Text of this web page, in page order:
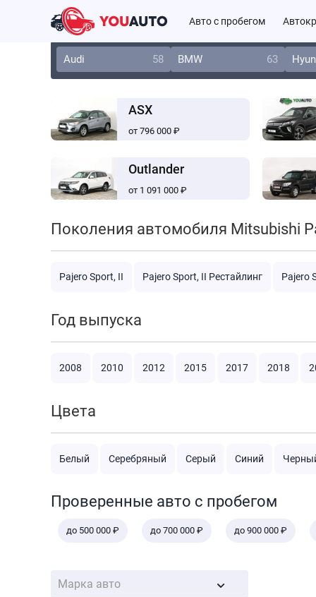
Авто с пробегом
Audi 58 BMW 63
ASX
от 796 000 ₽
Outlander
от 1 091 000 ₽
Поколения автомобиля Mitsubishi
Pajero Sport, II Pajero Sport, II Рестайлинг Pajero
Год выпуска
2008 2010 2012 2015 2017 2018
Цвета
Белый Серебряный Серый Синий
Проверенные авто с пробегом
до 500 000 ₽ до 700 000 ₽ до 900 000 ₽
Марка авто